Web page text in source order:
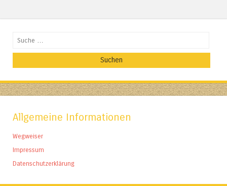
Suchen
Allgemeine Informationen
Wegweiser
Impressum
Datenschutzerklärung